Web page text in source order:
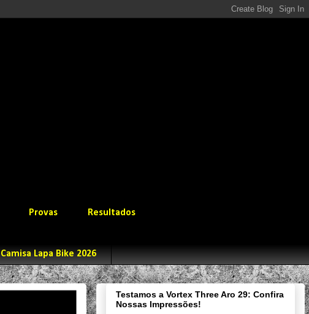
Provas Resultados
Camisa Lapa Bike 2026
Testamos a Vortex Three Aro 29: Confira
Nossas Impressões!